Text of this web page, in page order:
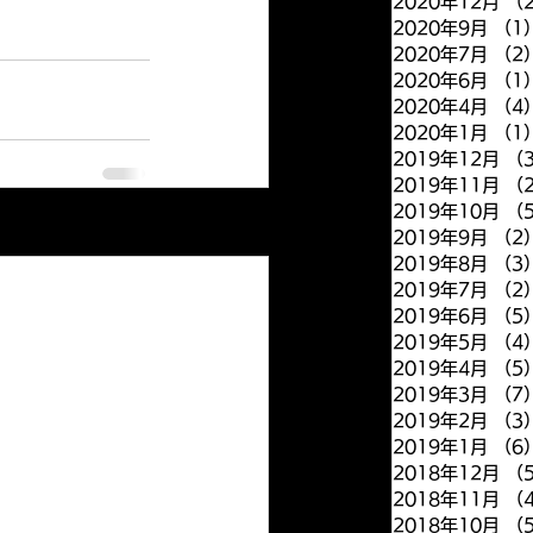
2020年9月
（1
2020年7月
（2
2020年6月
（1
2020年4月
（4
2020年1月
（1
2019年12月
（
2019年11月
（
2019年10月
（
2019年9月
（2
2019年8月
（3
2019年7月
（2
2019年6月
（5
2019年5月
（4
2019年4月
（5
2019年3月
（7
2019年2月
（3
2019年1月
（6
2018年12月
（
2018年11月
（
2018年10月
（